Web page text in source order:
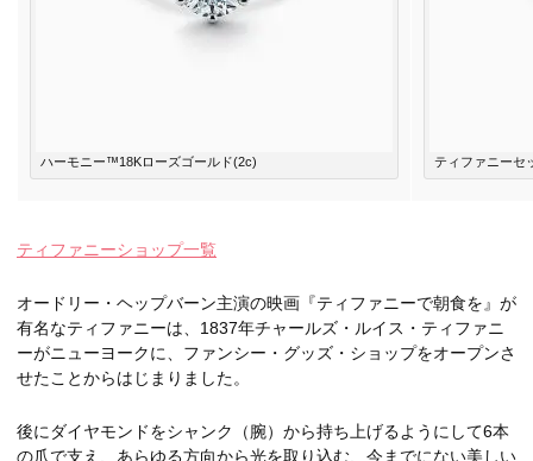
ハーモニー™18Kローズゴールド(2c) ティファニーセ
ティファニーショップ一覧
オードリー・ヘップバーン主演の映画『ティファニーで朝食を』が
有名なティファニーは、1837年チャールズ・ルイス・ティファニ
ーがニューヨークに、ファンシー・グッズ・ショップをオープンさ
せたことからはじまりました。
後にダイヤモンドをシャンク（腕）から持ち上げるようにして6本
の爪で支え、あらゆる方向から光を取り込む、今までにない美しい